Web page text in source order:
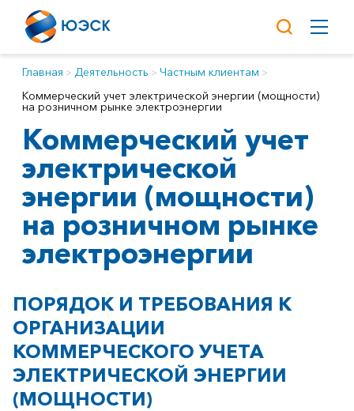
Главная Деятельность
Частным клиентам
Коммерческий учет электрической энергии (мощности)
на розничном рынке электроэнергии
Коммерческий учет
электрической
энергии (мощности)
на розничном рынке
электроэнергии
ПОРЯДОК И ТРЕБОВАНИЯ К
ОРГАНИЗАЦИИ
КОММЕРЧЕСКОГО УЧЕТА
ЭЛЕКТРИЧЕСКОЙ ЭНЕРГИИ
(МОЩНОСТИ)